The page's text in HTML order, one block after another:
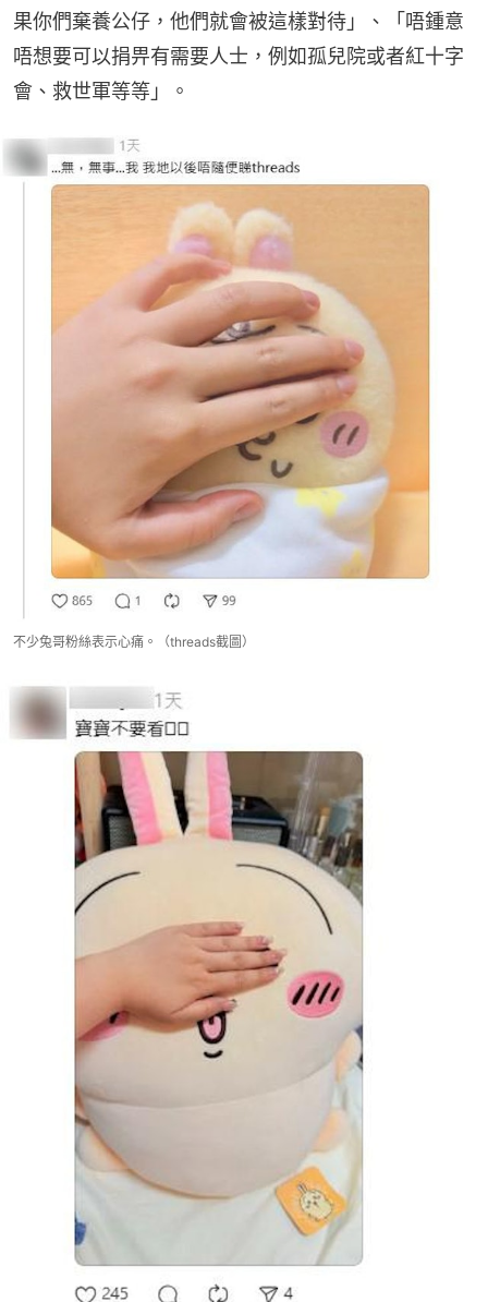
果你們棄養公仔，他們就會被這樣對待」、「唔鍾意
唔想要可以捐畀有需要人士，例如孤兒院或者紅十字
會、救世軍等等」。
不少兔哥粉絲表示心痛。（threads截圖）